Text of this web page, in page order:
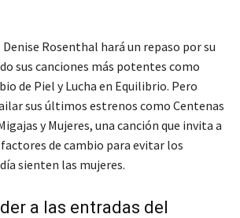
Rosenthal hará un repaso por su
sus canciones más potentes como
de Piel y Lucha en Equilibrio. Pero
sus últimos estrenos como Centenas
y Mujeres, una canción que invita a
de cambio para evitar los
sienten las mujeres.
a las entradas del